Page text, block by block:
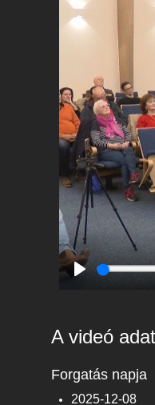
A videó
Forgatás napja
2025-12-08